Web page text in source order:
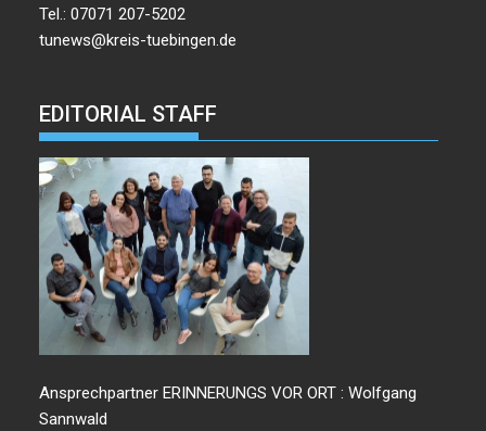
Tel.: 07071 207-5202
tunews@kreis-tuebingen.de
EDITORIAL STAFF
Ansprechpartner ERINNERUNGS VOR ORT : Wolfgang
Sannwald